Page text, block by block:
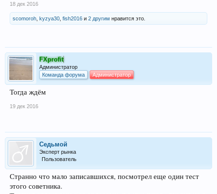
18 дек 2016
scomoroh kyzya30 fish2016 и 2 другим нравится это.
FXprofit
Администратор
Команда форума
Администратор
Тогда ждём
19 дек 2016
Седьмой
Эксперт рынка
Пользователь
Странно что мало записавшихся, посмотрел еще один тест
этого советника.